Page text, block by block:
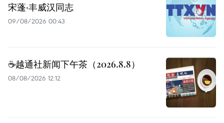
宋蓬·丰威汉同志
09/08/2026 00:43
☕️越通社新闻下午茶（2026.8.8）
08/08/2026 12:12